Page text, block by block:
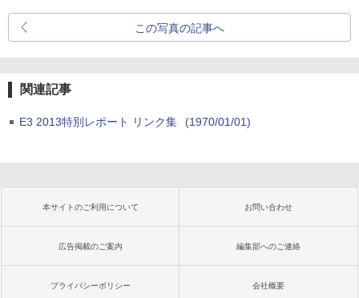
この写真の記事へ
関連記事
E3 2013特別レポート リンク集 (1970/01/01)
本サイトのご利用について お問い合わせ
広告掲載のご案内 編集部へのご連絡
プライバシーポリシー 会社概要